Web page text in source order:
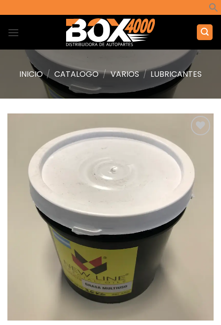
al
contenido
INICIO / CATALOGO / VARIOS / LUBRICANTES
a la
lista de
deseos